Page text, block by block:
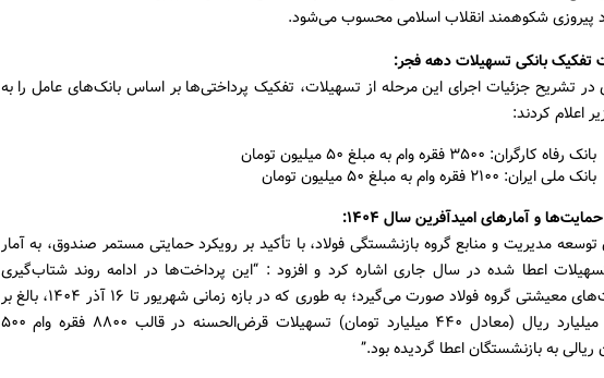
پیروزی شکوهمند انقلاب اسلامی محسوب می‌شود.
تفکیک بانکی تسهیلات دهه فجر:
در تشریح جزئیات اجرای این مرحله از تسهیلات، تفکیک پرداختی‌ها بر اساس بانک‌های عامل را به
اعلام کردند:
بانک رفاه کارگران: ۳۵۰۰ فقره وام به مبلغ ۵۰ میلیون تومان
بانک ملی ایران: ۲۱۰۰ فقره وام به مبلغ ۵۰ میلیون تومان
و آمارهای امیدآفرین سال ۱۴۰۴:
مدیریت و منابع گروه بازنشستگی فولاد، با تأکید بر رویکرد حمایتی مستمر صندوق، به آمار
اعطا شده در سال جاری اشاره کرد و افزود : “این پرداخت‌ها در ادامه روند شتاب‌گیری
حمایت‌های معیشتی گروه فولاد صورت می‌گیرد؛ به طوری که در بازه زمانی شهریور تا ۱۶ آذر ۱۴۰۴، بالغ بر
۴۴۰۰ میلیارد ریال (معادل ۴۴۰ میلیارد تومان) تسهیلات قرض‌الحسنه در قالب ۸۸۰۰ فقره وام ۵۰۰
ریالی به بازنشستگان اعطا گردیده بود.”